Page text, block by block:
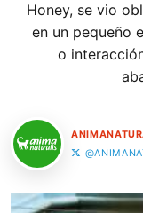
Honey, se vio
en un pequeño
o